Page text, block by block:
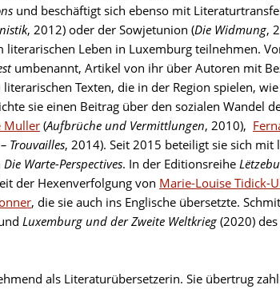
und beschäftigt sich ebenso mit
, 2012) oder der Sowjetunion (Die Widmung,
literarischen Leben in Luxemburg teilnehmen.
umbenannt, Artikel von ihr über Autoren mit
literarischen Texten, die in der Region spielen,
sie einen Beitrag über den sozialen Wandel
Muller (Aufbrüche und Vermittlungen, 2010),
Trouvailles, 2014). Seit 2015 beteiligt sie sich
Die Warte-Perspectives. In der Editionsreihe
der Hexenverfolgung von Marie-Louise Tidick-
, die sie auch ins Englische übersetzte.
Luxemburg und der Zweite Weltkrieg (2020)
als Literaturübersetzerin. Sie übertrug